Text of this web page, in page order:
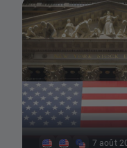
7 août